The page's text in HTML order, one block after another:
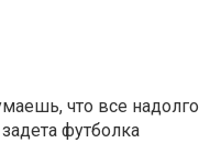
что все надолго
футболка